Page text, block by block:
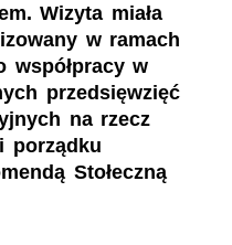
Wizyta miała
w ramach
współpracy w
przedsięwzięć
na rzecz
porządku
Stołeczną